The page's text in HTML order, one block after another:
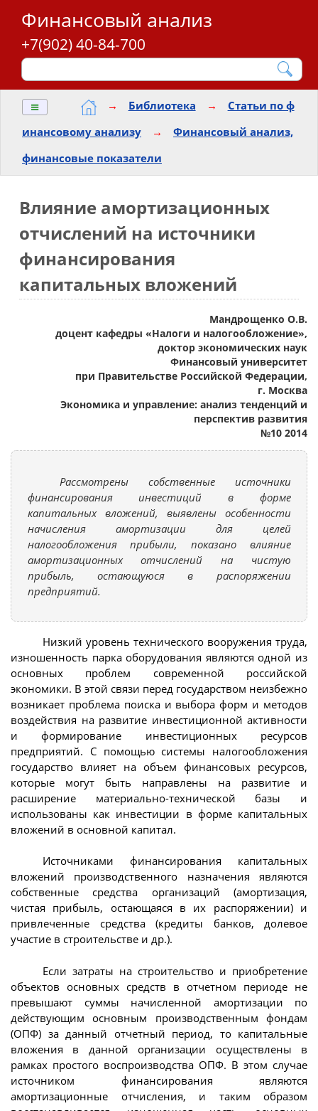
Финансовый анализ
+7(902) 40-84-700
≡ → Библиотека →
Статьи по ф
инансовому анализу
→
Финансовый анализ,
финансовые показатели
Влияние амортизационных
отчислений на источники
финансирования
капитальных вложений
Мандрощенко О.В.
доцент кафедры «Налоги и налогообложение»,
доктор экономических наук
Финансовый университет
при Правительстве Российской Федерации,
г. Москва
Экономика и управление: анализ тенденций и
перспектив развития
№10 2014
Рассмотрены собственные источники
финансирования инвестиций в форме
капитальных вложений, выявлены особенности
начисления амортизации для целей
налогообложения прибыли, показано влияние
амортизационных отчислений на чистую
прибыль, остающуюся в распоряжении
предприятий.
Низкий уровень технического вооружения труда,
изношенность парка оборудования являются одной из
основных проблем современной российской
экономики. В этой связи перед государством неизбежно
возникает проблема поиска и выбора форм и методов
воздействия на развитие инвестиционной активности
и формирование инвестиционных ресурсов
предприятий. С помощью системы налогообложения
государство влияет на объем финансовых ресурсов,
которые могут быть направлены на развитие и
расширение материально-технической базы и
использованы как инвестиции в форме капитальных
вложений в основной капитал.
Источниками финансирования капитальных
вложений производственного назначения являются
собственные средства организаций (амортизация,
чистая прибыль, остающаяся в их распоряжении) и
привлеченные средства (кредиты банков, долевое
участие в строительстве и др.).
Если затраты на строительство и приобретение
объектов основных средств в отчетном периоде не
превышают суммы начисленной амортизации по
действующим основным производственным фондам
(ОПФ) за данный отчетный период, то капитальные
вложения в данной организации осуществлены в
рамках простого воспроизводства ОПФ. В этом случае
источником финансирования являются
амортизационные отчисления, и таким образом